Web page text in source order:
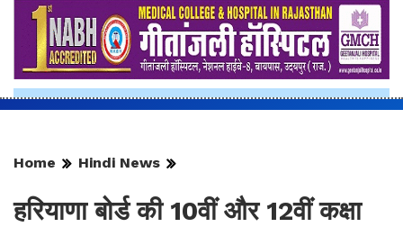
Home Hindi News
हरियाणा बोर्ड की 10वीं और 12वीं कक्षा